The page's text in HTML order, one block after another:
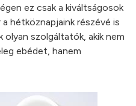
ez csak a kiváltságosok
hétköznapjaink részévé is
olyan szolgáltatók, akik nem
ebédet, hanem